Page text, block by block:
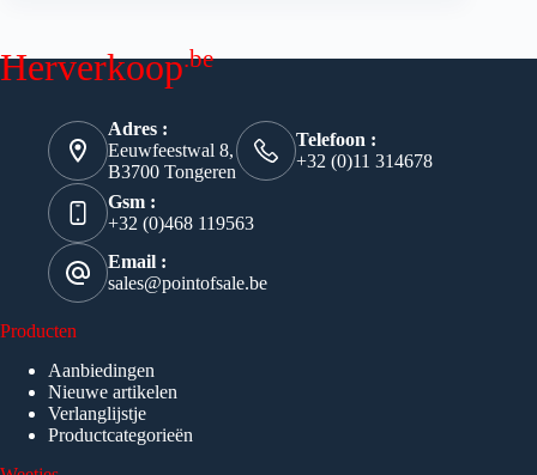
Herverkoop.be
Adres :
Eeuwfeestwal 8,
B3700 Tongeren
Telefoon :
+32 (0)11 314678
Gsm :
+32 (0)468 119563
Email :
sales@pointofsale.be
Producten
Aanbiedingen
Nieuwe artikelen
Verlanglijstje
Productcategorieën